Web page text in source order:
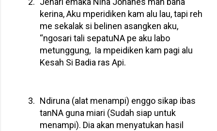
kerina, Aku mperidiken kam alu lau, tapi reh
me sekalak si belinen asangken aku,
“ngosari tali sepatuNA pe aku labo
metunggung, Ia mpeidiken kam pagi alu
Kesah Si Badia ras Api.
3. Ndiruna (alat menampi) enggo sikap ibas
tanNA guna miari (Sudah siap untuk
menampi). Dia akan menyatukan hasil